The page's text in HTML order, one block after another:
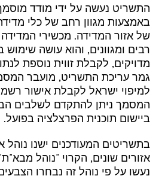
התשריט נעשה על ידי מודד
באמצעות מגוון רחב של כלי
של אזור המדידה. מכשירי
רבים ומגוונים, והוא עושה שימוש
מדויקים, לקבלת זווית נוספת
גמר עריכת התשריט, מועבר
למיפוי ישראל לקבלת אישור
המסמך ניתן להתקדם לשלבים
ביישום תוכנית הפרצלציה בפועל.
בתשריטים המעודכנים ישנו נוהל
אזורים שונים, הקרוי "נוהל
נעשו על פי נוהל זה נבחרו